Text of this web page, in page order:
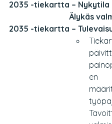
2035 -tiekartta – Nykytila
2035 -tiekartta –
en